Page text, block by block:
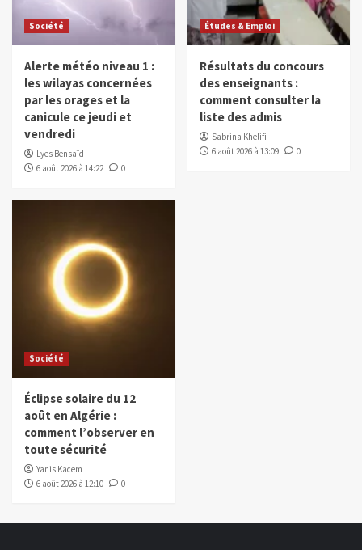
Société
Alerte météo niveau 1 :
les wilayas concernées
par les orages et la
canicule ce jeudi et
vendredi
Lyes Bensaïd
6 août 2026 à 14:22
0
Études & Emploi
Résultats du concours
des enseignants :
comment consulter la
liste des admis
Sabrina Khelifi
6 août 2026 à 13:09
0
Société
Éclipse solaire du 12
août en Algérie :
comment l’observer en
toute sécurité
Yanis Kacem
6 août 2026 à 12:10
0